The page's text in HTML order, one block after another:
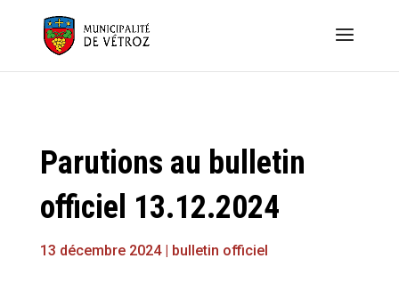
Parutions au bulletin
officiel 13.12.2024
13 décembre 2024| bulletin officiel